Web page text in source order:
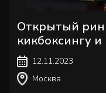
Открытый
кикбоксингу
12.11.2023
Москва